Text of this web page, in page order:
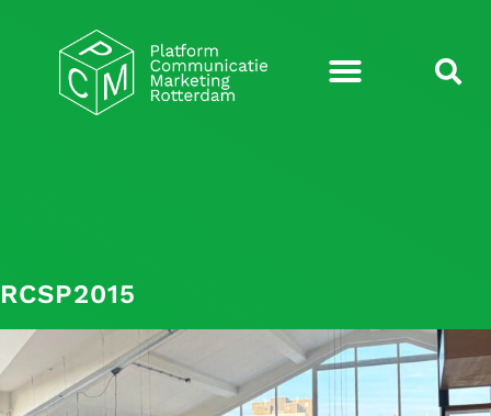
RCSP2015